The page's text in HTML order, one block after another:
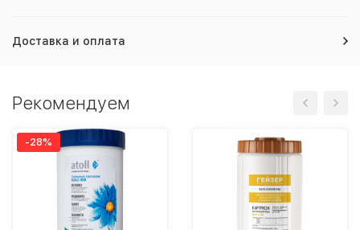
Доставка и оплата
Рекомендуем
-28%